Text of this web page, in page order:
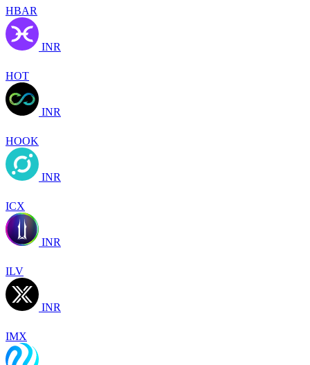
HBAR
INR
HOT
INR
HOOK
INR
ICX
INR
ILV
INR
IMX